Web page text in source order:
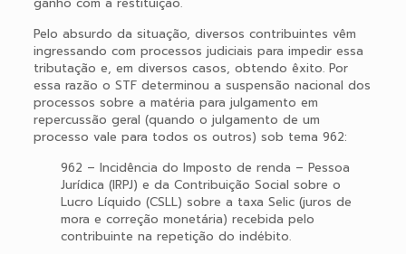
Pelo absurdo da situação, diversos contribuintes vêm
ingressando com processos judiciais para impedir essa
tributação e, em diversos casos, obtendo êxito. Por
essa razão o STF determinou a suspensão nacional dos
processos sobre a matéria para julgamento em
repercussão geral (quando o julgamento de um
processo vale para todos os outros) sob tema 962:
962 – Incidência do Imposto de renda – Pessoa
Jurídica (IRPJ) e da Contribuição Social sobre o
Lucro Líquido (CSLL) sobre a taxa Selic (juros de
mora e correção monetária) recebida pelo
contribuinte na repetição do indébito.